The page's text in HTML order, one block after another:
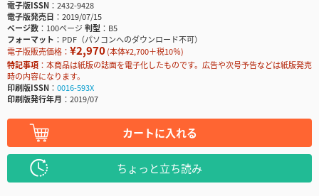
電子版ISSN
2432-9428
電子版発売日
2019/07/15
ページ数
100ページ判型
B5
フォーマット
PDF（パソコンへのダウンロード不可）
電子版販売価格： ¥2,970(本体¥2,700＋税10％)
特記事項
本商品は紙版の誌面を電子化したものです。広告や次号予告などは紙版発売
時の内容になります。
印刷版ISSN
0016-593X
印刷版発行年月
2019/07
カートに入れる
ちょっと立ち読み